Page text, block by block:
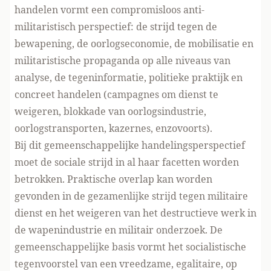
handelen vormt een compromisloos anti-
militaristisch perspectief: de strijd tegen de
bewapening, de oorlogseconomie, de mobilisatie en
militaristische propaganda op alle niveaus van
analyse, de tegeninformatie, politieke praktijk en
concreet handelen (campagnes om dienst te
weigeren, blokkade van oorlogsindustrie,
oorlogstransporten, kazernes, enzovoorts).
Bij dit gemeenschappelijke handelingsperspectief
moet de sociale strijd in al haar facetten worden
betrokken. Praktische overlap kan worden
gevonden in de gezamenlijke strijd tegen militaire
dienst en het weigeren van het destructieve werk in
de wapenindustrie en militair onderzoek. De
gemeenschappelijke basis vormt het socialistische
tegenvoorstel van een vreedzame, egalitaire, op